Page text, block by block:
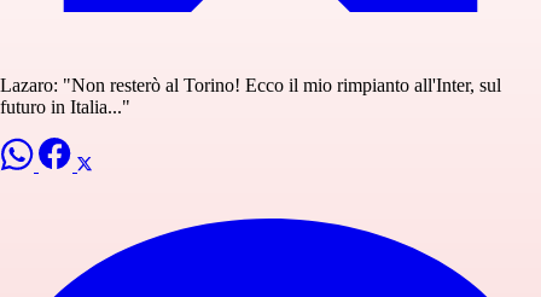
Lazaro: "Non resterò al Torino! Ecco il mio rimpianto all'Inter, sul
futuro in Italia..."